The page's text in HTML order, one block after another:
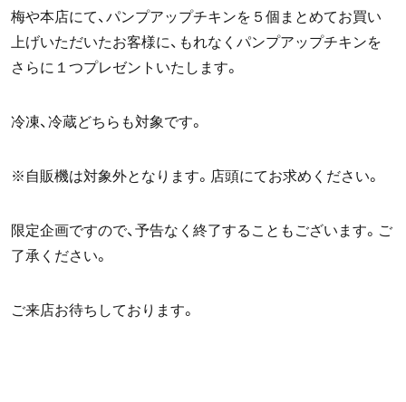
梅や本店にて、パンプアップチキンを５個まとめてお買い
上げいただいたお客様に、もれなくパンプアップチキンを
さらに１つプレゼントいたします。
冷凍、冷蔵どちらも対象です。
※自販機は対象外となります。店頭にてお求めください。
限定企画ですので、予告なく終了することもございます。ご
了承ください。
ご来店お待ちしております。